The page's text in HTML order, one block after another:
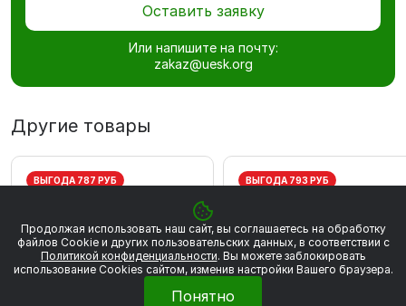
Оставить заявку
Или напишите на почту:
zakaz@uesk.org
Другие товары
ВЫГОДА 787 РУБ ВЫГОДА 793 РУБ
Продолжая использовать наш сайт, вы соглашаетесь на обработку
файлов Сookie и других пользовательских данных, в соответствии с
Политикой конфиденциальности. Вы можете заблокировать
использование Cookies сайтом, изменив настройки Вашего браузера.
Понятно